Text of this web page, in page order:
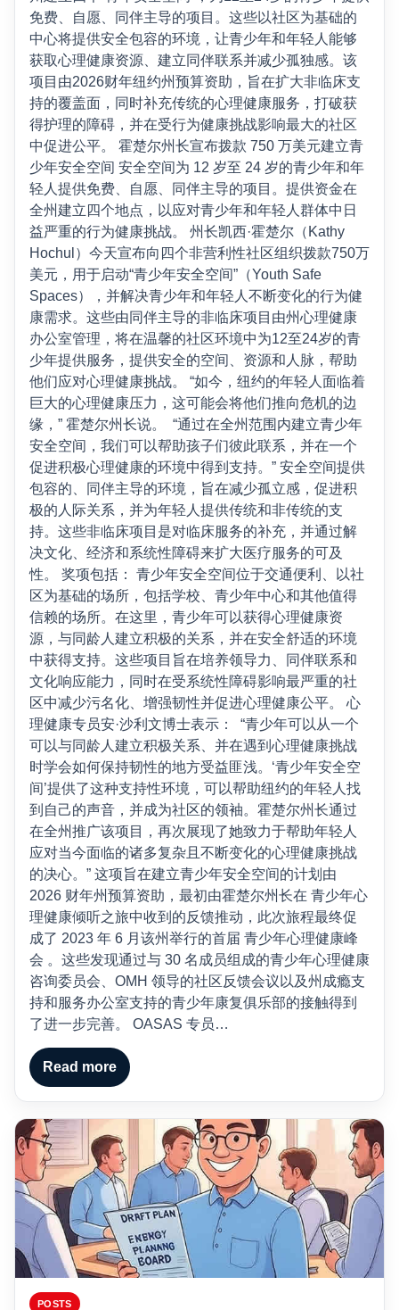
免费、自愿、同伴主导的项目。这些以社区为基础的
中心将提供安全包容的环境，让青少年和年轻人能够
获取心理健康资源、建立同伴联系并减少孤独感。该
项目由2026财年纽约州预算资助，旨在扩大非临床支
持的覆盖面，同时补充传统的心理健康服务，打破获
得护理的障碍，并在受行为健康挑战影响最大的社区
中促进公平。 霍楚尔州长宣布拨款 750 万美元建立青
少年安全空间 安全空间为 12 岁至 24 岁的青少年和年
轻人提供免费、自愿、同伴主导的项目。提供资金在
全州建立四个地点，以应对青少年和年轻人群体中日
益严重的行为健康挑战。 州长凯西·霍楚尔（Kathy
Hochul）今天宣布向四个非营利性社区组织拨款750万
美元，用于启动“青少年安全空间”（Youth Safe
Spaces），并解决青少年和年轻人不断变化的行为健
康需求。这些由同伴主导的非临床项目由州心理健康
办公室管理，将在温馨的社区环境中为12至24岁的青
少年提供服务，提供安全的空间、资源和人脉，帮助
他们应对心理健康挑战。 “如今，纽约的年轻人面临着
巨大的心理健康压力，这可能会将他们推向危机的边
缘，” 霍楚尔州长说。 “通过在全州范围内建立青少年
安全空间，我们可以帮助孩子们彼此联系，并在一个
促进积极心理健康的环境中得到支持。” 安全空间提供
包容的、同伴主导的环境，旨在减少孤立感，促进积
极的人际关系，并为年轻人提供传统和非传统的支
持。这些非临床项目是对临床服务的补充，并通过解
决文化、经济和系统性障碍来扩大医疗服务的可及
性。 奖项包括： 青少年安全空间位于交通便利、以社
区为基础的场所，包括学校、青少年中心和其他值得
信赖的场所。在这里，青少年可以获得心理健康资
源，与同龄人建立积极的关系，并在安全舒适的环境
中获得支持。这些项目旨在培养领导力、同伴联系和
文化响应能力，同时在受系统性障碍影响最严重的社
区中减少污名化、增强韧性并促进心理健康公平。 心
理健康专员安·沙利文博士表示： “青少年可以从一个
可以与同龄人建立积极关系、并在遇到心理健康挑战
时学会如何保持韧性的地方受益匪浅。‘青少年安全空
间’提供了这种支持性环境，可以帮助纽约的年轻人找
到自己的声音，并成为社区的领袖。霍楚尔州长通过
在全州推广该项目，再次展现了她致力于帮助年轻人
应对当今面临的诸多复杂且不断变化的心理健康挑战
的决心。” 这项旨在建立青少年安全空间的计划由
2026 财年州预算资助，最初由霍楚尔州长在 青少年心
理健康倾听之旅中收到的反馈推动，此次旅程最终促
成了 2023 年 6 月该州举行的首届 青少年心理健康峰
会 。这些发现通过与 30 名成员组成的青少年心理健康
咨询委员会、OMH 领导的社区反馈会议以及州成瘾支
持和服务办公室支持的青少年康复俱乐部的接触得到
了进一步完善。 OASAS 专员…
Read more
POSTS